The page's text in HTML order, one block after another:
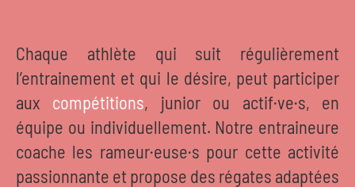
Chaque athlète qui suit régulièrement
l’entrainement et qui le désire, peut participer
aux compétitions, junior ou actif·ve·s, en
équipe ou individuellement. Notre entraineure
coache les rameur·euse·s pour cette activité
passionnante et propose des régates adaptées